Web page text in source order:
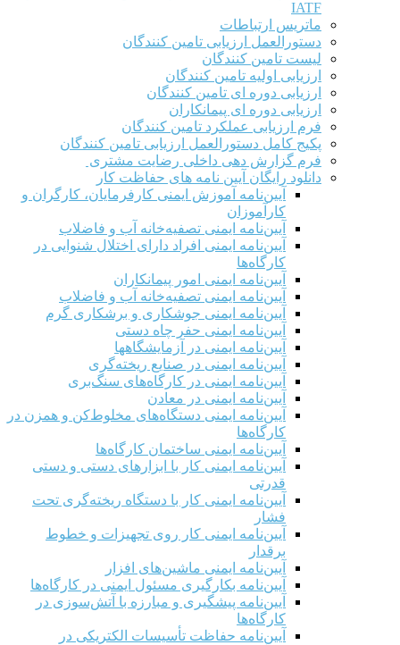
ماتریس ارتباطات
دستورالعمل ارزیابی تامین کنندگان
لیست تامین کنندگان
ارزیابی اولیه تامین کنندگان
ارزیابی دوره ای تامین کنندگان
ارزیابی دوره ای پیمانکاران
فرم ارزيابی عملکرد تامین کنندگان
پکیج کامل دستورالعمل ارزیابی تامین کنندگان
فرم گزارش دهی داخلی رضایت مشتری
دانلود رایگان آیین نامه های حفاظت کار
آیین‌نامه آموزش ایمنی کارفرمایان، کارگران و
کارآموزان
آیین‌نامه ایمنی تصفیه‌خانه آب و فاضلاب
آیین‌نامه ایمنی افراد دارای اختلال شنوایی در
آیین‌نامه ایمنی امور پیمانکاران
آیین‌نامه ایمنی تصفیه‌خانه آب و فاضلاب
آیین‌نامه ایمنی جوشکاری و برشکاری گرم
آیین‌نامه ایمنی حفر چاه دستی
آیین‌نامه ایمنی در آزمایشگاهها
آیین‌نامه ایمنی در صنایع ریخته‌گری
آیین‌نامه ایمنی در کارگاه‌های سنگ‌بری
آیین‌نامه ایمنی در معادن
آیین‌نامه ایمنی دستگاه‌های مخلوط‌کن و همزن در
آیین‌نامه ایمنی ساختمان کارگاه‌ها
آیین‌نامه ایمنی کار با ابزارهای دستی و دستی
آیین‌نامه ایمنی کار با دستگاه ریخته‌گری تحت
آیین‌نامه ایمنی کار روی تجهیزات و خطوط
آیین‌نامه ایمنی ماشین‌های افزار
آیین‌نامه بکارگیری مسئول ایمنی در کارگاه‌ها
آیین‌نامه پیشگیری و مبارزه با آتش‌سوزی در
آیین‌نامه حفاظت تأسیسات الکتریکی در